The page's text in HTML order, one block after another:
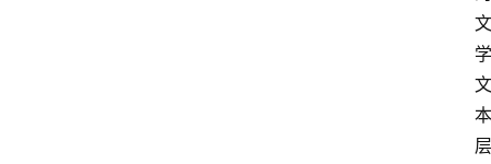
文
学
文
本
层